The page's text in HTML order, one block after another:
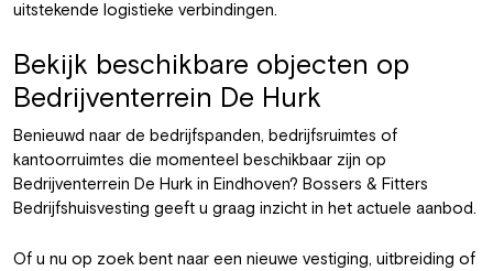
uitstekende logistieke verbindingen.
Bekijk beschikbare objecten op
Bedrijventerrein De Hurk
Benieuwd naar de bedrijfspanden, bedrijfsruimtes of
kantoorruimtes die momenteel beschikbaar zijn op
Bedrijventerrein De Hurk in Eindhoven? Bossers & Fitters
Bedrijfshuisvesting geeft u graag inzicht in het actuele aanbod.
Of u nu op zoek bent naar een nieuwe vestiging, uitbreiding of